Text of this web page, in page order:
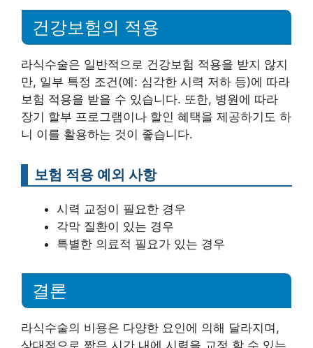
건강보험의 적용
라식수술은 일반적으로 건강보험 적용을 받지 않지
만, 일부 특정 조건(예: 심각한 시력 저하 등)에 따라
보험 적용을 받을 수 있습니다. 또한, 병원에 따라
장기 할부 프로그램이나 할인 혜택을 제공하기도 하
니 이를 활용하는 것이 좋습니다.
보험 적용 예외 사항
시력 교정이 필요한 경우
각막 질환이 있는 경우
특별한 의료적 필요가 있는 경우
결론
라식수술의 비용은 다양한 요인에 의해 달라지며,